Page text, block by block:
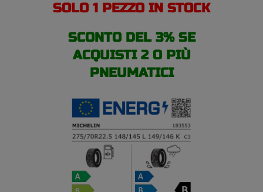
SOLO 1 PEZZO IN STOCK
SCONTO DEL 3% SE
ACQUISTI 2 O PIÙ
PNEUMATICI